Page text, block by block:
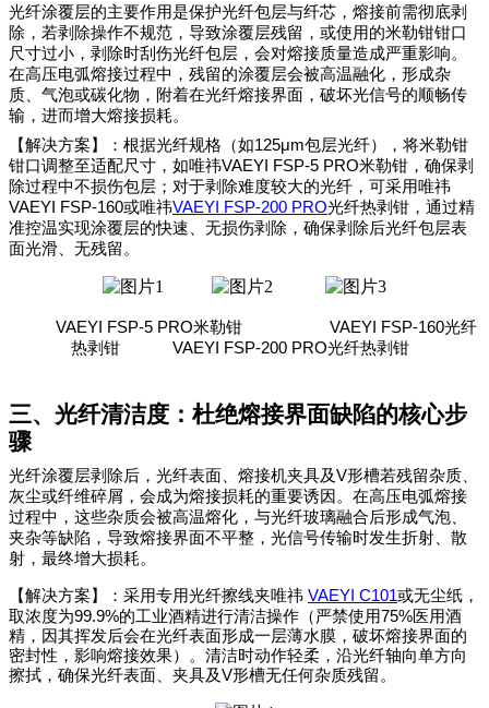
光纤涂覆层的主要作用是保护光纤包层与纤芯，熔接前需彻底剥
除，若剥除操作不规范，导致涂覆层残留，或使用的米勒钳钳口
尺寸过小，剥除时刮伤光纤包层，会对熔接质量造成严重影响。
在高压电弧熔接过程中，残留的涂覆层会被高温融化，形成杂
质、气泡或碳化物，附着在光纤熔接界面，破坏光信号的顺畅传
输，进而增大熔接损耗。
【解决方案】：根据光纤规格（如125μm包层光纤），将米勒钳
钳口调整至适配尺寸，如唯祎VAEYI FSP-5 PRO米勒钳，确保剥
除过程中不损伤包层；对于剥除难度较大的光纤，可采用唯祎
VAEYI FSP-160或唯祎VAEYI FSP-200 PRO光纤热剥钳， 通过精
准控温实现涂覆层的快速、无损伤剥除，确保剥除后光纤包层表
面光滑、无残留。
VAEYI FSP-5 PRO米勒钳 VAEYI FSP-160光纤
热剥钳 VAEYI FSP-200 PRO光纤热剥钳
三、光纤清洁度：杜绝熔接界面缺陷的核心步
骤
光纤涂覆层剥除后，光纤表面、熔接机夹具及V形槽若残留杂质、
灰尘或纤维碎屑，会成为熔接损耗的重要诱因。在高压电弧熔接
过程中，这些杂质会被高温熔化，与光纤玻璃融合后形成气泡、
夹杂等缺陷，导致熔接界面不平整，光信号传输时发生折射、散
射，最终增大损耗。
【解决方案】：采用专用光纤擦线夹唯祎 VAEYI C101或无尘纸，
取浓度为99.9%的工业酒精进行清洁操作（严禁使用75%医用酒
精，因其挥发后会在光纤表面形成一层薄水膜，破坏熔接界面的
密封性，影响熔接效果）。清洁时动作轻柔，沿光纤轴向单方向
擦拭，确保光纤表面、夹具及V形槽无任何杂质残留。